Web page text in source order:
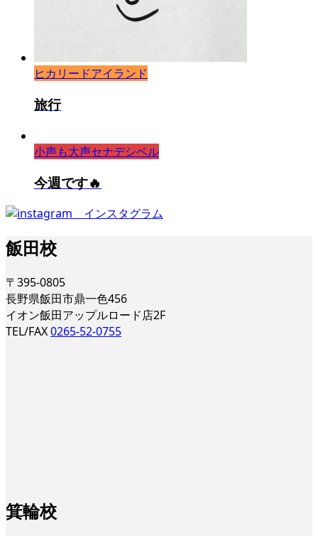
ヒカリードアイランド
旅行
小声も大声セナデシベル
今週です🔥
飯田校
〒395-0805
長野県飯田市鼎一色456
イオン飯田アップルロード店2F
TEL/FAX0265-52-0755
箕輪校